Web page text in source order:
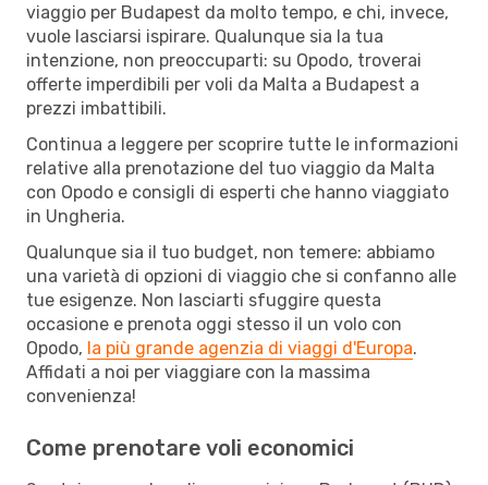
viaggio per Budapest da molto tempo, e chi, invece,
vuole lasciarsi ispirare. Qualunque sia la tua
intenzione, non preoccuparti: su Opodo, troverai
offerte imperdibili per voli da Malta a Budapest a
prezzi imbattibili.
Continua a leggere per scoprire tutte le informazioni
relative alla prenotazione del tuo viaggio da Malta
con Opodo e consigli di esperti che hanno viaggiato
in Ungheria.
Qualunque sia il tuo budget, non temere: abbiamo
una varietà di opzioni di viaggio che si confanno alle
tue esigenze. Non lasciarti sfuggire questa
occasione e prenota oggi stesso il un volo con
Opodo, la più grande agenzia di viaggi d'Europa.
Affidati a noi per viaggiare con la massima
convenienza!
Come prenotare voli economici